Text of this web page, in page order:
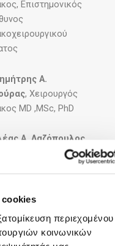
cookies
περιεχομένου
κοινωνικών
Επιστημονικός
Α.
, Χειρουργός
MD ,MSc, PhD
Α. Λαζόπουλος
Θώρακος MD
Θώρακος.